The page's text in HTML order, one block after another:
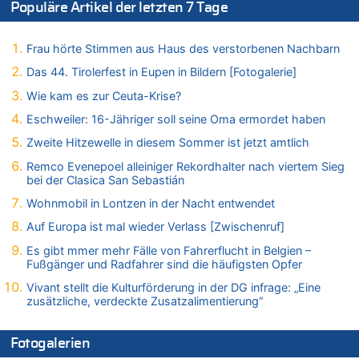
06.08.2026 - 14:51 von Ostbelgien Direkt zu
Zurück an den Rhein: Hendrich wechselt zum 1. FC Köln
06.08.2026 - 14:46 von Hugo Egon Bernhard von Sinnen zu
Frau hörte Stimmen aus Haus des verstorbenen Nachbarn
Zweite Hitzewelle in diesem Sommer ist jetzt amtlich
06.08.2026 - 14:41 von Coralie zu
Zweite Hitzewelle in diesem Sommer ist jetzt amtlich
06.08.2026 - 14:26 von Hugo Egon Bernhard von Sinnen zu
Zweite Hitzewelle in diesem Sommer ist jetzt amtlich
06.08.2026 - 14:11 von Dax zu
Zurück an den Rhein: Hendrich wechselt zum 1. FC Köln
Wasserstand des Rheins in NRW so niedrig wie noch nie
Zweite Hitzewelle in diesem Sommer ist jetzt amtlich
06.08.2026 - 13:34 von Zeitzeuge zu
Populäre Artikel der letzten 7 Tage
Frau hörte Stimmen aus Haus des verstorbenen Nachbarn
Das 44. Tirolerfest in Eupen in Bildern [Fotogalerie]
Wie kam es zur Ceuta-Krise?
Eschweiler: 16-Jähriger soll seine Oma ermordet haben
Zweite Hitzewelle in diesem Sommer ist jetzt amtlich
Remco Evenepoel alleiniger Rekordhalter nach viertem Sieg
bei der Clasica San Sebastián
Wohnmobil in Lontzen in der Nacht entwendet
Auf Europa ist mal wieder Verlass [Zwischenruf]
Es gibt mmer mehr Fälle von Fahrerflucht in Belgien –
Fußgänger und Radfahrer sind die häufigsten Opfer
Vivant stellt die Kulturförderung in der DG infrage: „Eine
zusätzliche, verdeckte Zusatzalimentierung“
Fotogalerien